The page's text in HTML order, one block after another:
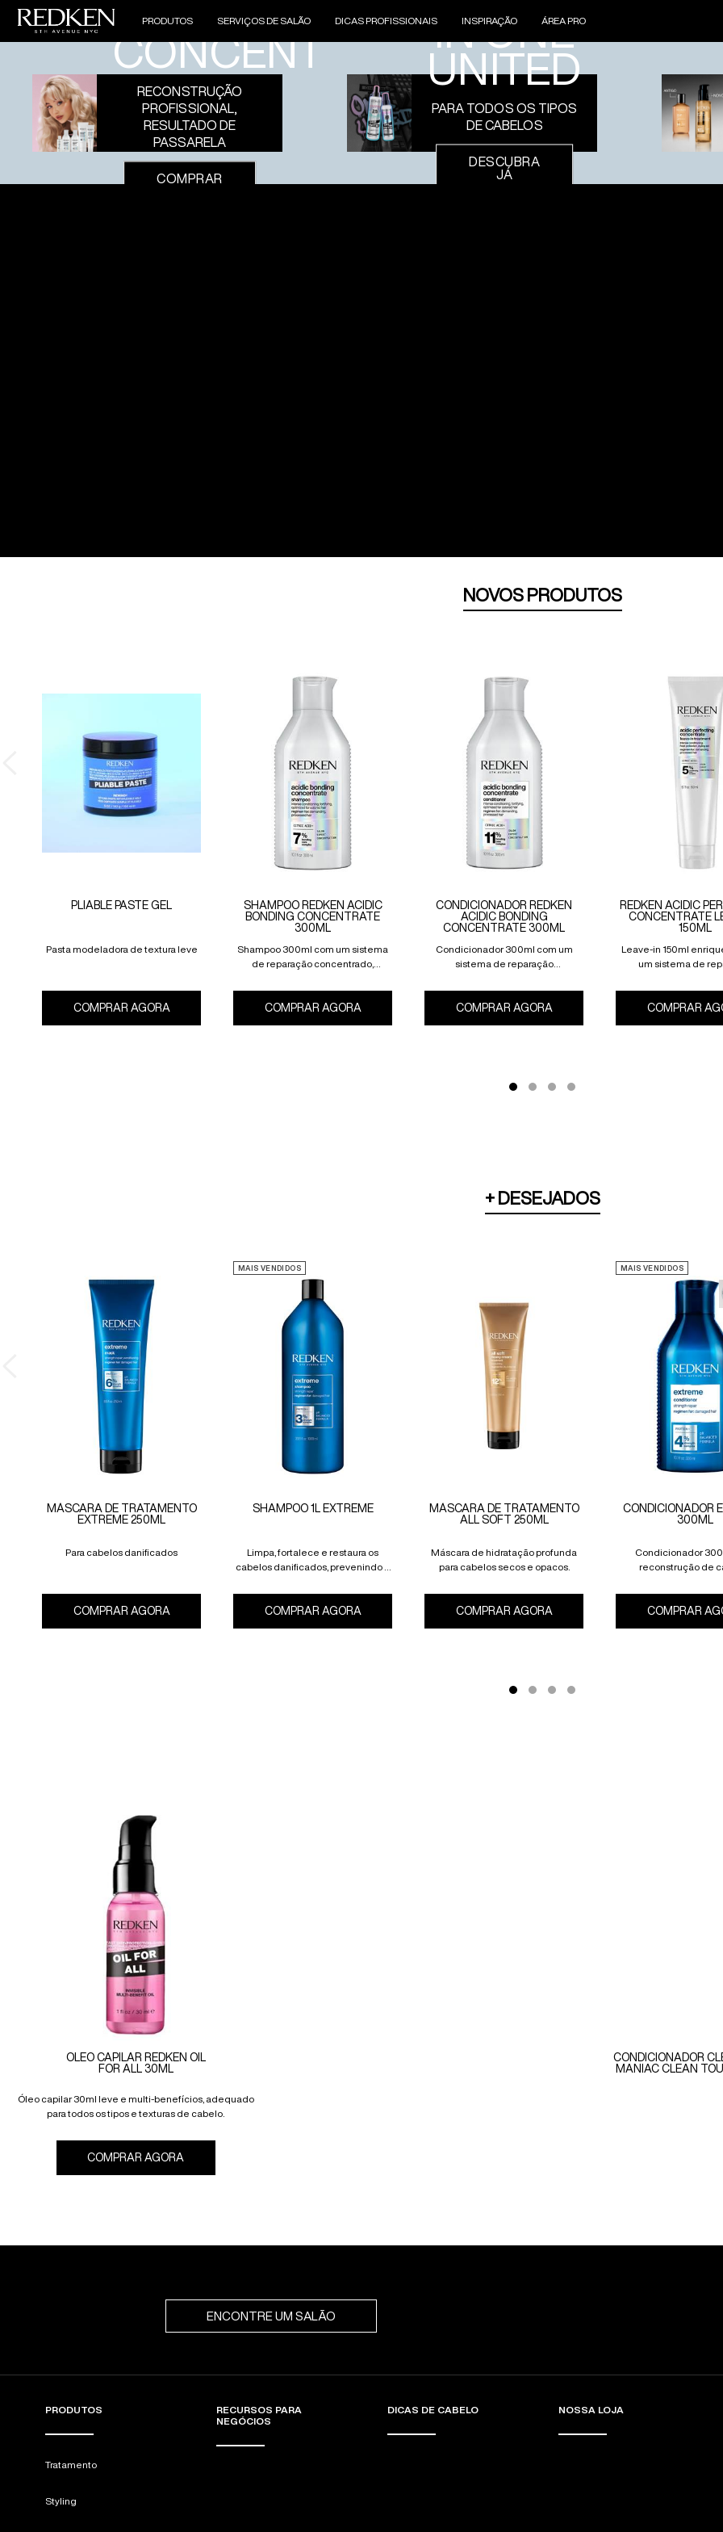
PRODUTOS SERVIÇOS DE SALÃO DICAS PROFISSIONAIS INSPIRAÇÃO ÁREA PRO
BONDING
CONCENTRADE
RECONSTRUÇÃO
PROFISSIONAL,
RESULTADO DE
PASSARELA
COMPRAR
IN ONE
UNITED
PARA TODOS OS TIPOS
DE CABELOS
DESCUBRA
JÁ
NOVOS PRODUTOS
PLIABLE PASTE GEL
Pasta modeladora de textura leve
COMPRAR AGORA PLIABLE PASTE GEL
SHAMPOO REDKEN ACIDIC
BONDING CONCENTRATE
300ML
Shampoo 300ml com um sistema
de reparação concentrado,
danificados.
COMPRAR AGORA SHAMPOO REDKEN ACIDIC BONDING CONCENTRATE 300ML
CONDICIONADOR REDKEN
ACIDIC BONDING
CONCENTRATE 300ML
Condicionador 300ml com um
sistema de reparação
cabelos secos e danificados.
COMPRAR AGORA
REDKEN ACIDIC
CONCENTRATE
150ML
Leave-in 150ml
um sistema de
cabelos secos e
COMPRAR
+ DESEJADOS
MÁSCARA DE TRATAMENTO
EXTREME 250ML
Para cabelos danificados
COMPRAR AGORA
MAIS VENDIDOS
SHAMPOO 1L EXTREME
Limpa, fortalece e restaura os
cabelos danificados, prevenindo a
COMPRAR AGORA SHAMPOO 1L EXTREME
MÁSCARA DE TRATAMENTO
ALL SOFT 250ML
Máscara de hidratação profunda
para cabelos secos e opacos.
COMPRAR AGORA MÁSCARA DE TRATAMENTO
MAIS VENDIDOS
CONDICIONADOR
300ML
Condicionador
reconstrução de
COMPRAR
ÓLEO CAPILAR REDKEN OIL
FOR ALL 30ML
Óleo capilar 30ml leve e multi-benefícios, adequado
para todos os tipos e texturas de cabelo.
COMPRAR AGORA
CONDICIONADOR
MANIAC CLEAN
ENCONTRE UM SALÃO
PRODUTOS
Tratamento
Styling
RECURSOS PARA
NEGÓCIOS
DICAS DE CABELO NOSSA LOJA